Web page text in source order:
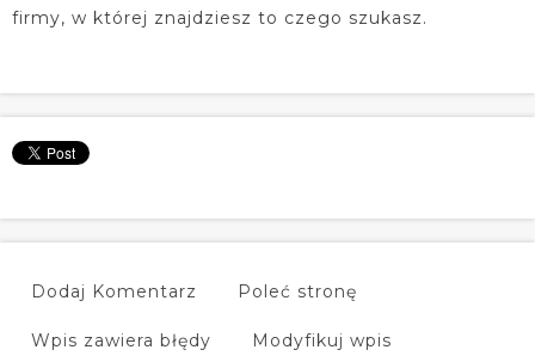
firmy, w której znajdziesz to czego szukasz.
Dodaj Komentarz Poleć stronę
Wpis zawiera błędy Modyfikuj wpis